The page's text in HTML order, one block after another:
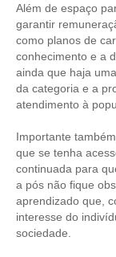
FIQUE POR
OPORTUNIDADES
APRESENTAÇÃO
CARREIRA
AUTÔNOMOS E
NEWSLETTER
Além de espaço
garantir
como planos de
conhecimento e a
ainda que haja uma
da categoria e a
atendimento à
Importante
que se tenha
continuada para
a pós não fique
aprendizado que,
interesse do
sociedade.